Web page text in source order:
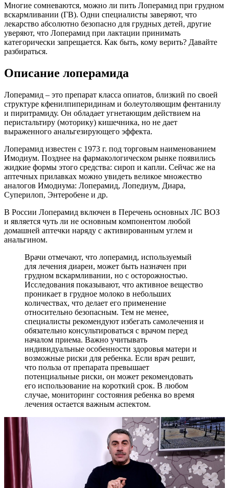
Многие сомневаются, можно ли пить Лоперамид при грудном
вскармливании (ГВ). Одни специалисты заверяют, что
лекарство абсолютно безопасно для грудных детей, другие
уверяют, что Лоперамид при лактации принимать
категорически запрещается. Как быть, кому верить? Давайте
разбираться.
Описание лоперамида
Лоперамид – это препарат класса опиатов, близкий по своей
структуре кфенилпиперидинам и болеутоляющим фентанилу
и пиритрамиду. Он обладает угнетающим действием на
перистальтиру (моторику) кишечника, но не дает
выраженного анальгезирующего эффекта.
Лоперамид известен с 1973 г. под торговым наименованием
Имодиум. Позднее на фармакологическом рынке появились
жидкие формы этого средства: сироп и капли. Сейчас же на
аптечных прилавках можно увидеть великое множество
аналогов Имодиума: Лоперамид, Лопедиум, Диара,
Суперилоп, Энтеробене и др.
В России Лоперамид включен в Перечень основных ЛС ВОЗ
и является чуть ли не основным компонентом любой
домашней аптечки наряду с активированным углем и
анальгином.
Врачи отмечают, что лоперамид, используемый
для лечения диареи, может быть назначен при
грудном вскармливании, но с осторожностью.
Исследования показывают, что активное вещество
проникает в грудное молоко в небольших
количествах, что делает его применение
относительно безопасным. Тем не менее,
специалисты рекомендуют избегать самолечения и
обязательно консультироваться с врачом перед
началом приема. Важно учитывать
индивидуальные особенности здоровья матери и
возможные риски для ребенка. Если врач решит,
что польза от препарата превышает
потенциальные риски, он может рекомендовать
его использование на короткий срок. В любом
случае, мониторинг состояния ребенка во время
лечения остается важным аспектом.